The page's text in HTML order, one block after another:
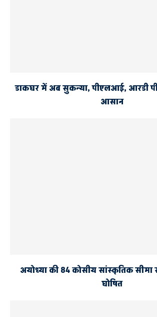
डाकघर में अब सुकन्या, पीएलआई, आरडी
आसान
अयोध्या की 84 कोसीय सांस्कृतिक सीमा
घोषित